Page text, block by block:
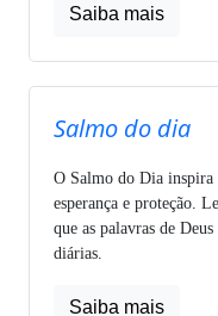
Saiba mais
Salmo do dia
O Salmo do Dia inspira
esperança e proteção.
que as palavras de
diárias.
Saiba mais